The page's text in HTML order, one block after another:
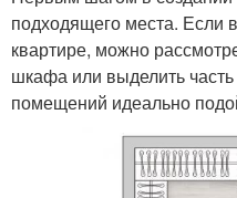
подходящего места. Если
квартире, можно
шкафа или выделить
помещений идеально